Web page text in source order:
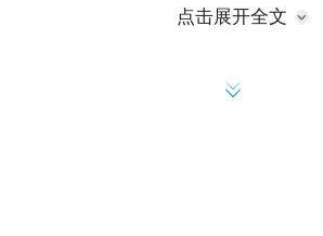
30米地下通道下穿南广场架
匝道、站东路平面交叉，止
全长1.366千米，城市次干路
点击展开全文